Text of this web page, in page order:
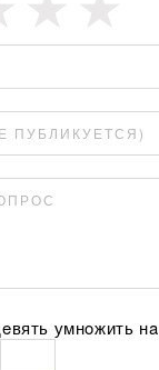
ПУБЛИКУЕТСЯ)
умнoжить нa